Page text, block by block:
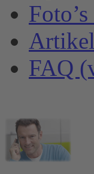
FAQ